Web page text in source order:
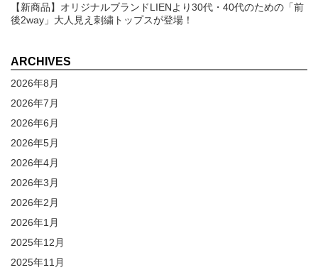
【新商品】オリジナルブランドLIENより30代・40代のための「前
後2way」大人見え刺繍トップスが登場！
ARCHIVES
2026年8月
2026年7月
2026年6月
2026年5月
2026年4月
2026年3月
2026年2月
2026年1月
2025年12月
2025年11月